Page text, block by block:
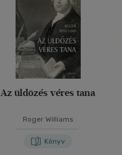
Az üldözés véres tana
Roger Williams
Könyv